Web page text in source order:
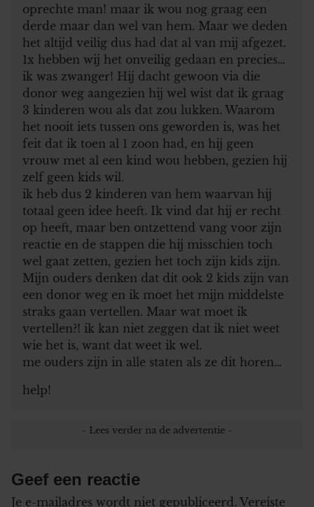
oprechte man! maar ik wou nog graag een
derde maar dan wel van hem. Maar we deden
het altijd veilig dus had dat al van mij afgezet.
1x hebben wij het onveilig gedaan en precies…
ik was zwanger! Hij dacht gewoon via die
donor weg aangezien hij wel wist dat ik graag
3 kinderen wou als dat zou lukken. Waarom
het nooit iets tussen ons geworden is, was het
feit dat ik toen al 1 zoon had, en hij geen
vrouw met al een kind wou hebben, gezien hij
zelf geen kids wil.
ik heb dus 2 kinderen van hem waarvan hij
totaal geen idee heeft. Ik vind dat hij er recht
op heeft, maar ben ontzettend vang voor zijn
reactie en de stappen die hij misschien toch
wel gaat zetten, gezien het toch zijn kids zijn.
Mijn ouders denken dat dit ook 2 kids zijn van
een donor weg en ik moet het mijn middelste
straks gaan vertellen. Maar wat moet ik
vertellen?! ik kan niet zeggen dat ik niet weet
wie het is, want dat weet ik wel.
me ouders zijn in alle staten als ze dit horen…
help!
Geef een reactie
Je e-mailadres wordt niet gepubliceerd. Vereiste